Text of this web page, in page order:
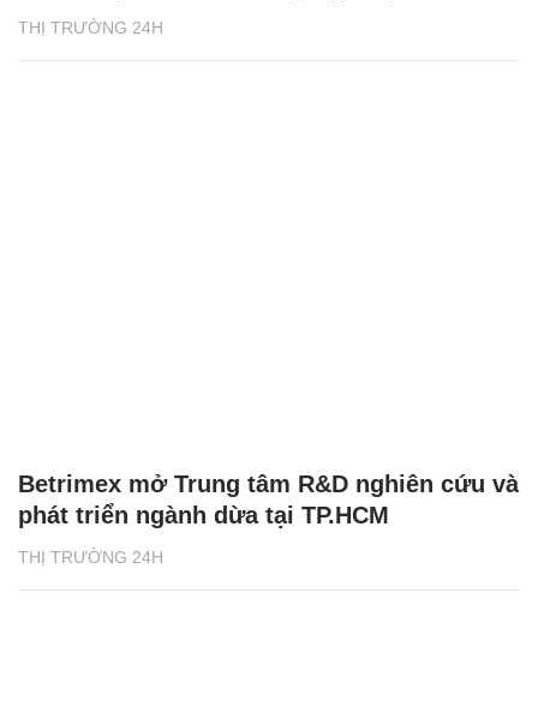
THỊ TRƯỜNG 24H
THỊ TRƯỜNG 24H
Betrimex mở Trung tâm R&D nghiên cứu và
phát triển ngành dừa tại TP.HCM